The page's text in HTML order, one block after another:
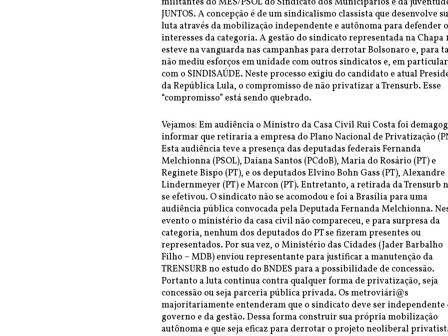
JUNTOS. A concepção é de um sindicalismo classista que desenvolve
luta através da mobilização independente e autônoma para defender
interesses da categoria. A gestão do sindicato representada na Chapa
esteve na vanguarda nas campanhas para derrotar Bolsonaro e, para
não mediu esforços em unidade com outros sindicatos e, em particular
com o SINDISAÚDE. Neste processo exigiu do candidato e atual
da República Lula, o compromisso de não privatizar a Trensurb. Esse
“compromisso” está sendo quebrado.
Vejamos: Em audiência o Ministro da Casa Civil Rui Costa foi
informar que retiraria a empresa do Plano Nacional de Privatização
Esta audiência teve a presença das deputadas federais Fernanda
Melchionna (PSOL), Daiana Santos (PCdoB), Maria do Rosário (PT) e
Reginete Bispo (PT), e os deputados Elvino Bohn Gass (PT), Alexandre
Lindernmeyer (PT) e Marcon (PT). Entretanto, a retirada da Trensurb
se efetivou. O sindicato não se acomodou e foi a Brasília para uma
audiência pública convocada pela Deputada Fernanda Melchionna.
evento o ministério da casa civil não compareceu, e para surpresa da
categoria, nenhum dos deputados do PT se fizeram presentes ou
representados. Por sua vez, o Ministério das Cidades (Jader Barbalho
Filho – MDB) enviou representante para justificar a manutenção da
TRENSURB no estudo do BNDES para a possibilidade de concessão.
Portanto a luta continua contra qualquer forma de privatização, seja
concessão ou seja parceria pública privada. Os metroviári@s
majoritariamente entenderam que o sindicato deve ser independente
governo e da gestão. Dessa forma construir sua própria mobilização
autônoma e que seja eficaz para derrotar o projeto neoliberal